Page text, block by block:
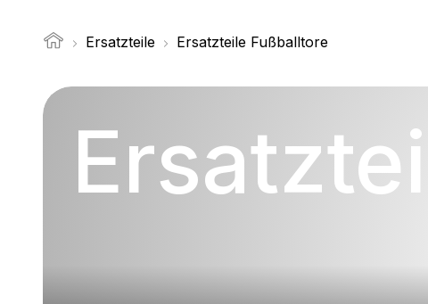
Ersatzteile Ersatzteile Fußballtore